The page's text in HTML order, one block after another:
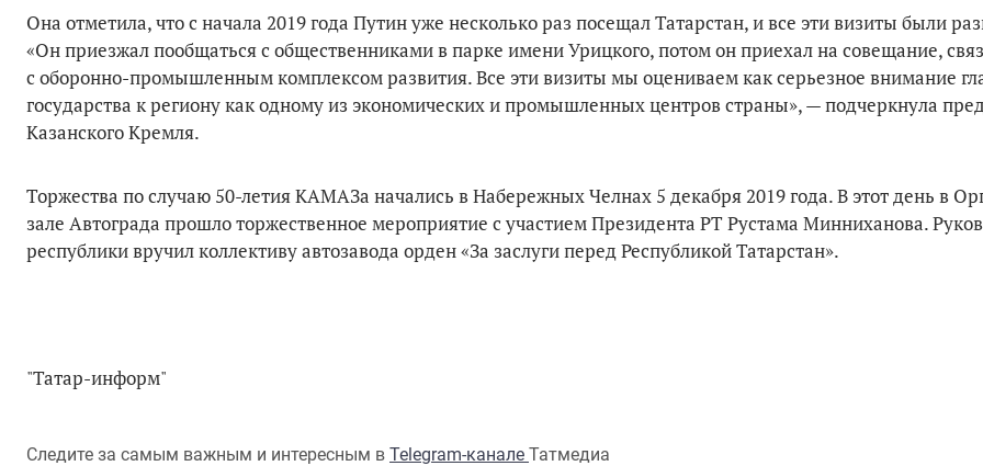
Она отметила, что с начала 2019 года Путин уже несколько раз посещал Татарстан, и все эти визиты были
«Он приезжал пообщаться с общественниками в парке имени Урицкого, потом он приехал на совещание,
с оборонно-промышленным комплексом развития. Все эти визиты мы оцениваем как серьезное внимание
государства к региону как одному из экономических и промышленных центров страны», — подчеркнула
Казанского Кремля.
Торжества по случаю 50-летия КАМАЗа начались в Набережных Челнах 5 декабря 2019 года. В этот день в
зале Автограда прошло торжественное мероприятие с участием Президента РТ Рустама Минниханова.
республики вручил коллективу автозавода орден «За заслуги перед Республикой Татарстан».
"Татар-информ"
Следите за самым важным и интересным в Telegram-канале Татмедиа